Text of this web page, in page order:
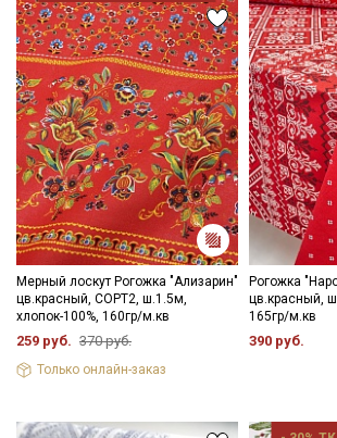
Мерный лоскут Рогожка "Ализарин"
цв.красный, СОРТ2, ш.1.5м,
хлопок-100%, 160гр/м.кв
259 руб. 370 руб.
Только онлайн-заказ
Рогожка
цв.красный,
165гр/м.кв
390 руб.
Секретная рассылка от Купава
Мы публикуем здесь
промокоды и скидки до 30%
категории тканей
Электронная почта
Подписаться
данныхи даюСогласие на обработку